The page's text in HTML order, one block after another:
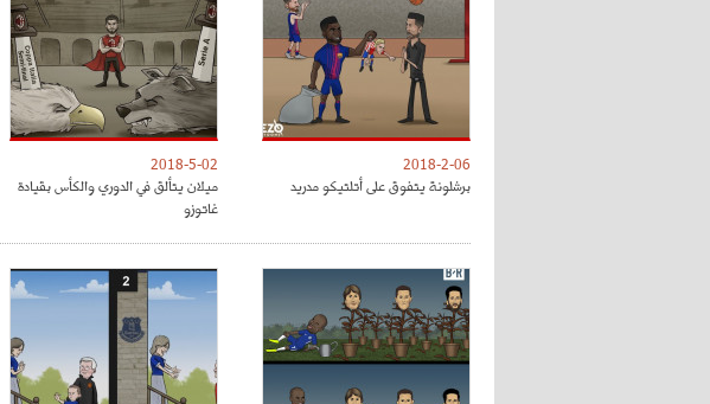
2018-2-06
برشلونة يتفوق على أتلتيكو مدريد
2018-5-02
ميلان يتألق في الدوري والكأس بقيادة
غاتوزو